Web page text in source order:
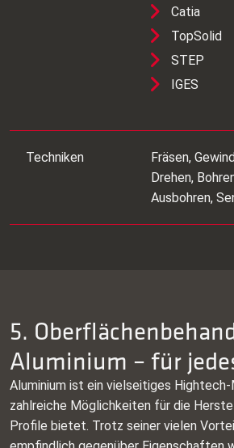
Catia
TopSolid
STEP
IGES
Techniken
Fräsen,
Drehen,
Ausbohren,
5.
Aluminium – für
Aluminium ist ein vielseitiges
zahlreiche Möglichkeiten für die
Profile bietet. Trotz seiner vielen